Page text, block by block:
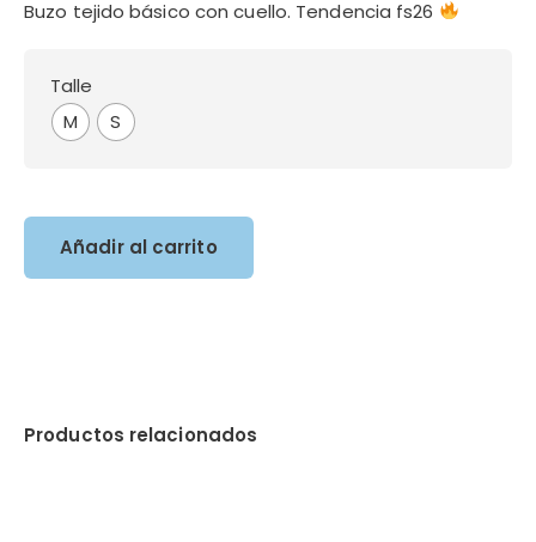
original
precio
$1,390.0.
Buzo tejido básico con cuello. Tendencia fs26
Talle
M
S
Añadir al carrito
Productos relacionados